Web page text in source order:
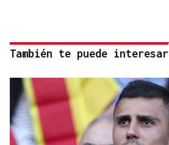
También te puede interesar